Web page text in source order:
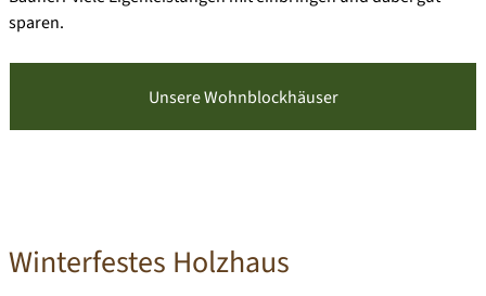
sparen.
Unsere Wohnblockhäuser
Winterfestes Holzhaus